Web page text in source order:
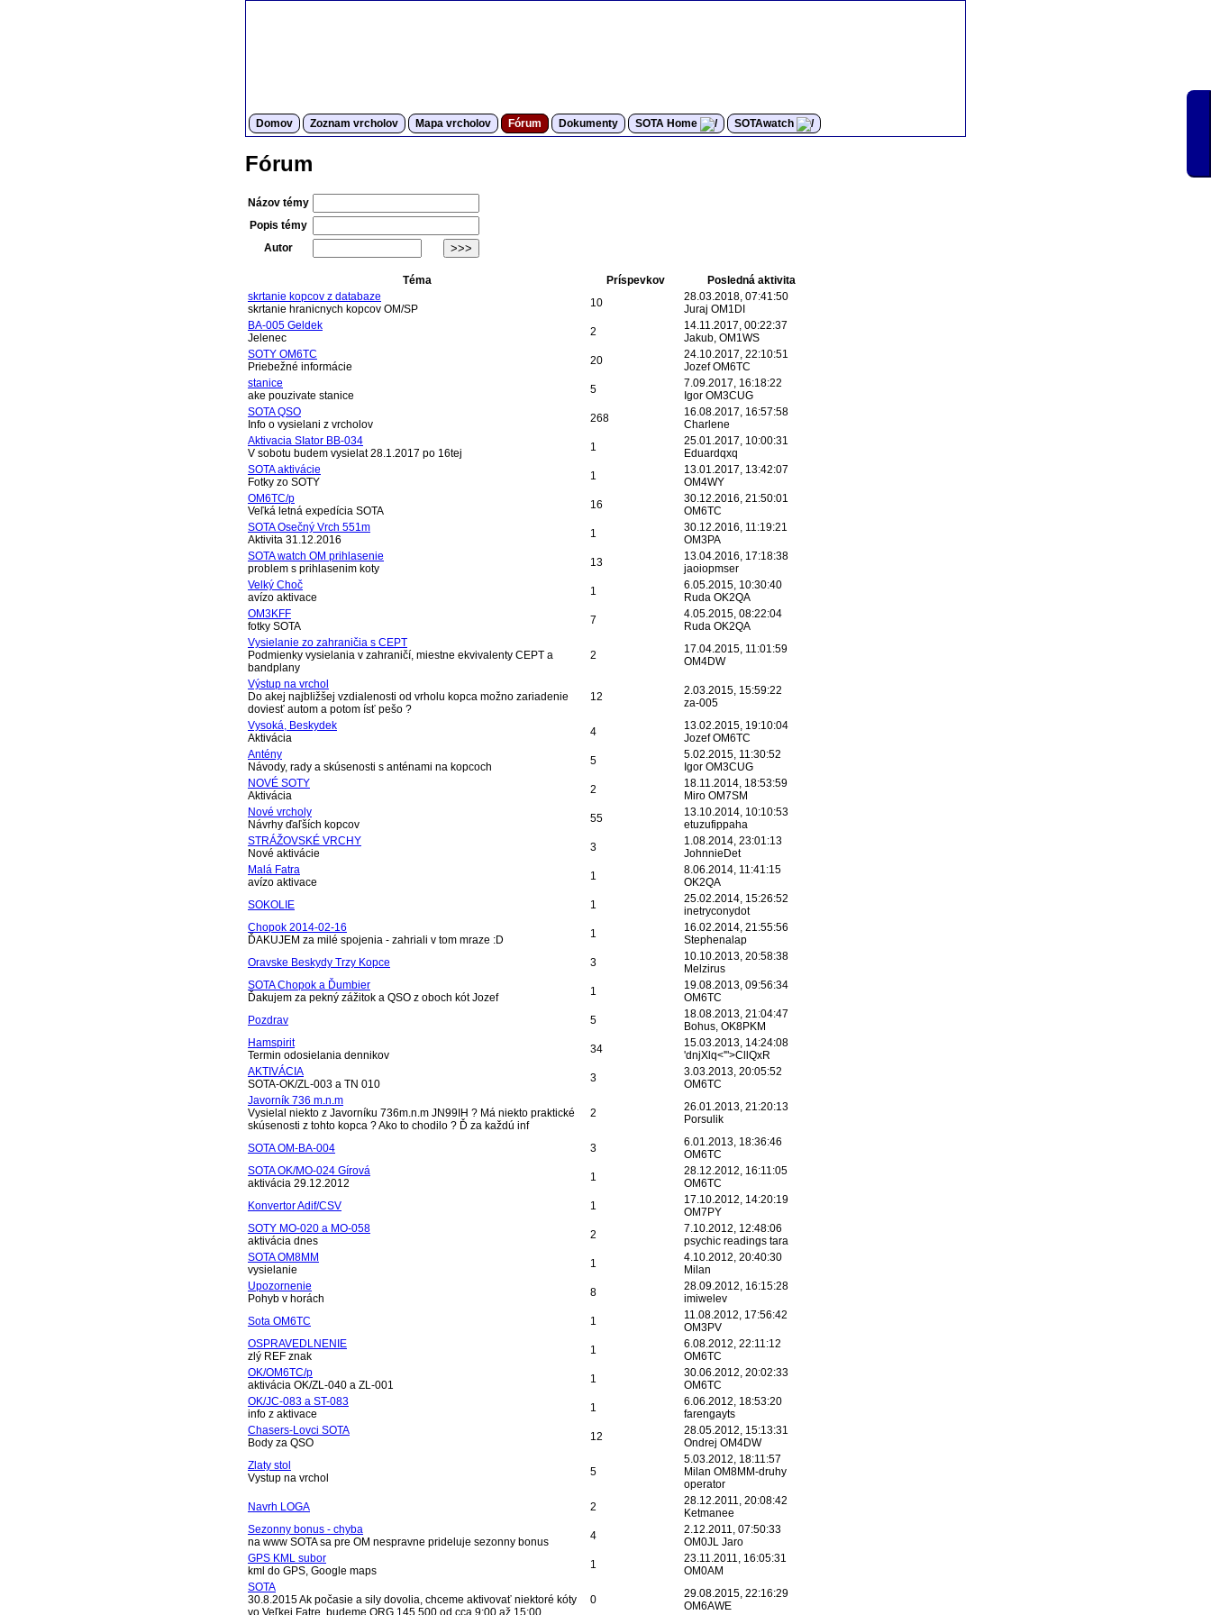
Domov Zoznam vrcholov Mapa vrcholov Fórum Dokumenty SOTA Home SOTAwatch
Fórum
Názov témy
Popis témy
Autor
Téma Príspevkov
Posledná aktivita
skrtanie kopcov z databaze
skrtanie hranicnych kopcov OM/SP
10
28.03.2018, 07:41:50
Juraj OM1DI
BA-005 Geldek
Jelenec
2
14.11.2017, 00:22:37
Jakub, OM1WS
SOTY OM6TC
Priebežné informácie
20
24.10.2017, 22:10:51
Jozef OM6TC
stanice
ake pouzivate stanice
5
7.09.2017, 16:18:22
Igor OM3CUG
SOTA QSO
Info o vysielani z vrcholov
268
16.08.2017, 16:57:58
Charlene
Aktivacia SIator BB-034
V sobotu budem vysielat 28.1.2017 po 16tej
1
25.01.2017, 10:00:31
Eduardqxq
SOTA aktivácie
Fotky zo SOTY
1
13.01.2017, 13:42:07
OM4WY
OM6TC/p
Veľká letná expedícia SOTA
16
30.12.2016, 21:50:01
OM6TC
SOTA Osečný Vrch 551m
Aktivita 31.12.2016
1
30.12.2016, 11:19:21
OM3PA
SOTA watch OM prihlasenie
problem s prihlasenim koty
13
13.04.2016, 17:18:38
jaoiopmser
Velký Choč
avízo aktivace
1
6.05.2015, 10:30:40
Ruda OK2QA
OM3KFF
fotky SOTA
7
4.05.2015, 08:22:04
Ruda OK2QA
Vysielanie zo zahraničia s CEPT
Podmienky vysielania v zahraničí, miestne ekvivalenty CEPT a
bandplany
2
17.04.2015, 11:01:59
OM4DW
Výstup na vrchol
Do akej najbližšej vzdialenosti od vrholu kopca možno zariadenie
doviesť autom a potom ísť pešo ?
12
2.03.2015, 15:59:22
za-005
Vysoká, Beskydek
Aktivácia
4
13.02.2015, 19:10:04
Jozef OM6TC
Antény
Návody, rady a skúsenosti s anténami na kopcoch
5
5.02.2015, 11:30:52
Igor OM3CUG
NOVÉ SOTY
Aktivácia
2
18.11.2014, 18:53:59
Miro OM7SM
Nové vrcholy
Návrhy ďaľších kopcov
55
13.10.2014, 10:10:53
etuzufippaha
STRÁŽOVSKÉ VRCHY
Nové aktivácie
3
1.08.2014, 23:01:13
JohnnieDet
Malá Fatra
avízo aktivace
1
8.06.2014, 11:41:15
OK2QA
SOKOLIE
1
25.02.2014, 15:26:52
inetryconydot
Chopok 2014-02-16
ĎAKUJEM za milé spojenia - zahriali v tom mraze :D
1
16.02.2014, 21:55:56
Stephenalap
Oravske Beskydy Trzy Kopce
3
10.10.2013, 20:58:38
Melzirus
SOTA Chopok a Ďumbier
Ďakujem za pekný zážitok a QSO z oboch kót Jozef
1
19.08.2013, 09:56:34
OM6TC
Pozdrav
5
18.08.2013, 21:04:47
Bohus, OK8PKM
Hamspirit
Termin odosielania dennikov
34
15.03.2013, 14:24:08
'dnjXlq<'">CllQxR
AKTIVÁCIA
SOTA-OK/ZL-003 a TN 010
3
3.03.2013, 20:05:52
OM6TC
Javorník 736 m.n.m
Vysielal niekto z Javorníku 736m.n.m JN99IH ? Má niekto praktické
skúsenosti z tohto kopca ? Ako to chodilo ? Ď za každú inf
2
26.01.2013, 21:20:13
Porsulik
SOTA OM-BA-004 3
6.01.2013, 18:36:46
OM6TC
SOTA OK/MO-024 Gírová
aktivácia 29.12.2012
1
28.12.2012, 16:11:05
OM6TC
Konvertor Adif/CSV
1
17.10.2012, 14:20:19
OM7PY
SOTY MO-020 a MO-058
aktivácia dnes
2
7.10.2012, 12:48:06
psychic readings tara
SOTA OM8MM
vysielanie
1
4.10.2012, 20:40:30
Milan
Upozornenie
Pohyb v horách
8
28.09.2012, 16:15:28
imiwelev
Sota OM6TC
1
11.08.2012, 17:56:42
OM3PV
OSPRAVEDLNENIE
zlý REF znak
1
6.08.2012, 22:11:12
OM6TC
OK/OM6TC/p
aktivácia OK/ZL-040 a ZL-001
1
30.06.2012, 20:02:33
OM6TC
OK/JC-083 a ST-083
info z aktivace
1
6.06.2012, 18:53:20
farengayts
Chasers-Lovci SOTA
Body za QSO
12
28.05.2012, 15:13:31
Ondrej OM4DW
Zlaty stol
Vystup na vrchol
5
5.03.2012, 18:11:57
Milan OM8MM-druhy
operator
Navrh LOGA
2
28.12.2011, 20:08:42
Ketmanee
Sezonny bonus - chyba
na www SOTA sa pre OM nespravne prideluje sezonny bonus
4
2.12.2011, 07:50:33
OM0JL Jaro
GPS KML subor
kml do GPS, Google maps
1
23.11.2011, 16:05:31
OM0AM
SOTA
30.8.2015 Ak počasie a sily dovolia, chceme aktivovať niektoré kóty
vo Veľkej Fatre, budeme QRG 145.500 od cca 9:00 až 15:00
0
29.08.2015, 22:16:29
OM6AWE